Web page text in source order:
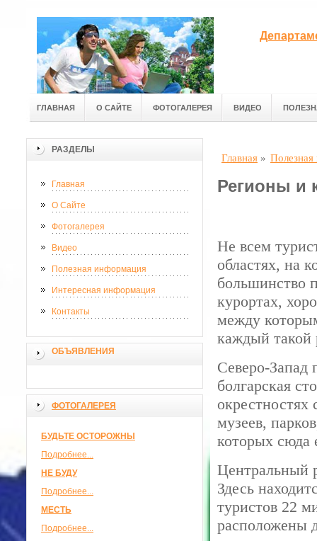
ГЛАВНАЯ О САЙТЕ ФОТОГАЛЕРЕЯ ВИДЕО
РАЗДЕЛЫ
Главная
О Сайте
Фотогалерея
Видео
Полезная информация
Интересная информация
Контакты
ОБЪЯВЛЕНИЯ
ФОТОГАЛЕРЕЯ
БУДЬТЕ ОСТОРОЖНЫ
Подробнее...
НЕ БУДУ
Подробнее...
МЕСТЬ
Подробнее...
Главная »
Регионы и
Не всем
областях, на
большинство
курортах,
между
каждый такой
Северо-Запад
болгарская
музеев,
которых сюда
Центральный
Здесь
туристов 22
расположены